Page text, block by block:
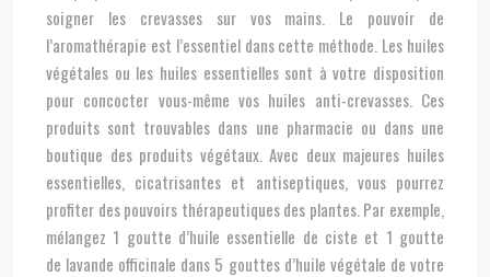
soigner les crevasses sur vos mains. Le pouvoir de
l’aromathérapie est l’essentiel dans cette méthode. Les huiles
végétales ou les huiles essentielles sont à votre disposition
pour concocter vous-même vos huiles anti-crevasses. Ces
produits sont trouvables dans une pharmacie ou dans une
boutique des produits végétaux. Avec deux majeures huiles
essentielles, cicatrisantes et antiseptiques, vous pourrez
profiter des pouvoirs thérapeutiques des plantes. Par exemple,
mélangez 1 goutte d’huile essentielle de ciste et 1 goutte
de lavande officinale dans 5 gouttes d’huile végétale de votre